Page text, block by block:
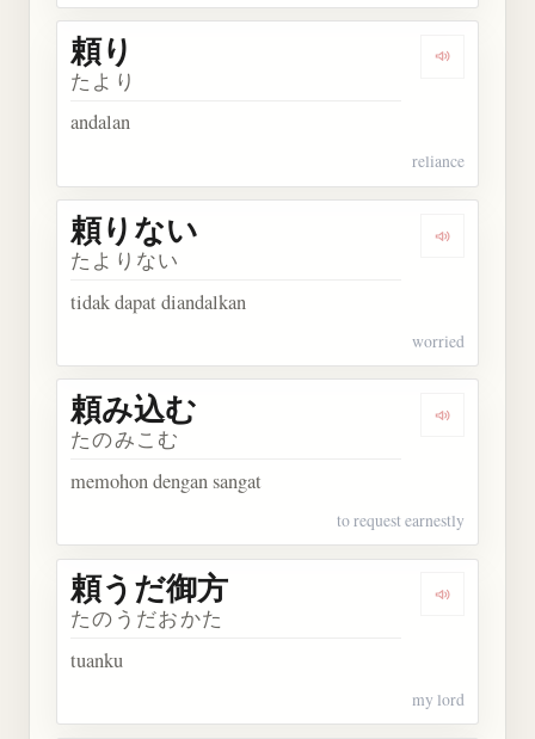
Dengarkan
頼り
たより
andalan
reliance
Dengarkan
頼りない
たよりない
tidak dapat diandalkan
worried
Dengarkan
頼み込む
たのみこむ
memohon dengan sangat
to request earnestly
Dengarkan
頼うだ御方
たのうだおかた
tuanku
my lord